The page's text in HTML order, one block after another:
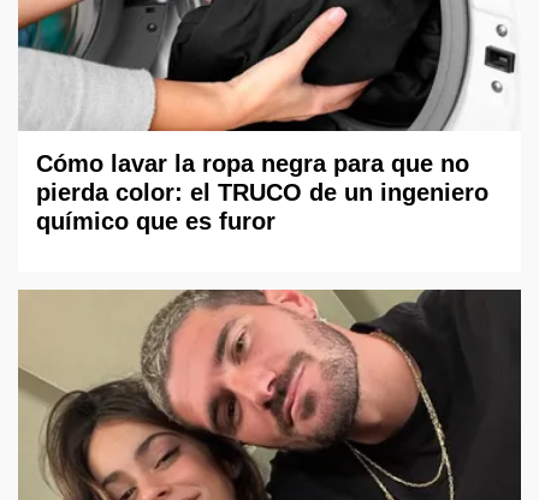
Cómo lavar la ropa negra para que no
pierda color: el TRUCO de un ingeniero
químico que es furor